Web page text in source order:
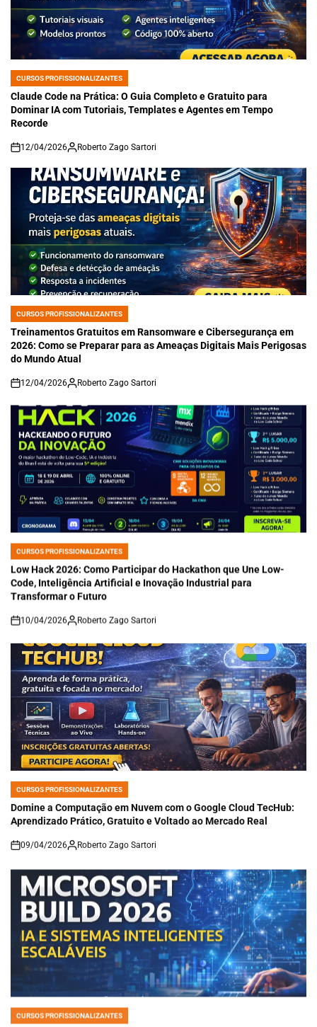
POSTED
IN
CURSOS PROFISSIONALIZANTES
Claude Code na Prática: O Guia Completo e Gratuito para
Dominar IA com Tutoriais, Templates e Agentes em Tempo
Recorde
on
12/04/2026 Roberto Zago Sartori
POSTED
IN
CURSOS PROFISSIONALIZANTES
Treinamentos Gratuitos em Ransomware e Cibersegurança em
2026: Como se Preparar para as Ameaças Digitais Mais Perigosas
do Mundo Atual
on
12/04/2026 Roberto Zago Sartori
POSTED
IN
CURSOS PROFISSIONALIZANTES
Low Hack 2026: Como Participar do Hackathon que Une Low-
Code, Inteligência Artificial e Inovação Industrial para
Transformar o Futuro
on
10/04/2026 Roberto Zago Sartori
POSTED
IN
Domine a Computação em Nuvem com o Google Cloud TecHub:
Aprendizado Prático, Gratuito e Voltado ao Mercado Real
on
09/04/2026 Roberto Zago Sartori
POSTED
IN
CURSOS PROFISSIONALIZANTES